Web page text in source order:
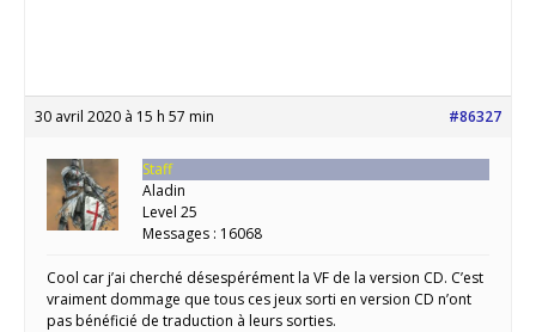
30 avril 2020 à 15 h 57 min #86327
Staff
Aladin
Level 25
Messages : 16068
Cool car j’ai cherché désespérément la VF de la version CD. C’est
vraiment dommage que tous ces jeux sorti en version CD n’ont
pas bénéficié de traduction à leurs sorties.